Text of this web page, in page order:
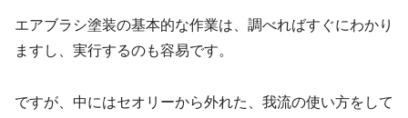
エアブラシ塗装の基本的な作業は、調べればすぐにわかり
ますし、実行するのも容易です。
ですが、中にはセオリーから外れた、我流の使い方をして